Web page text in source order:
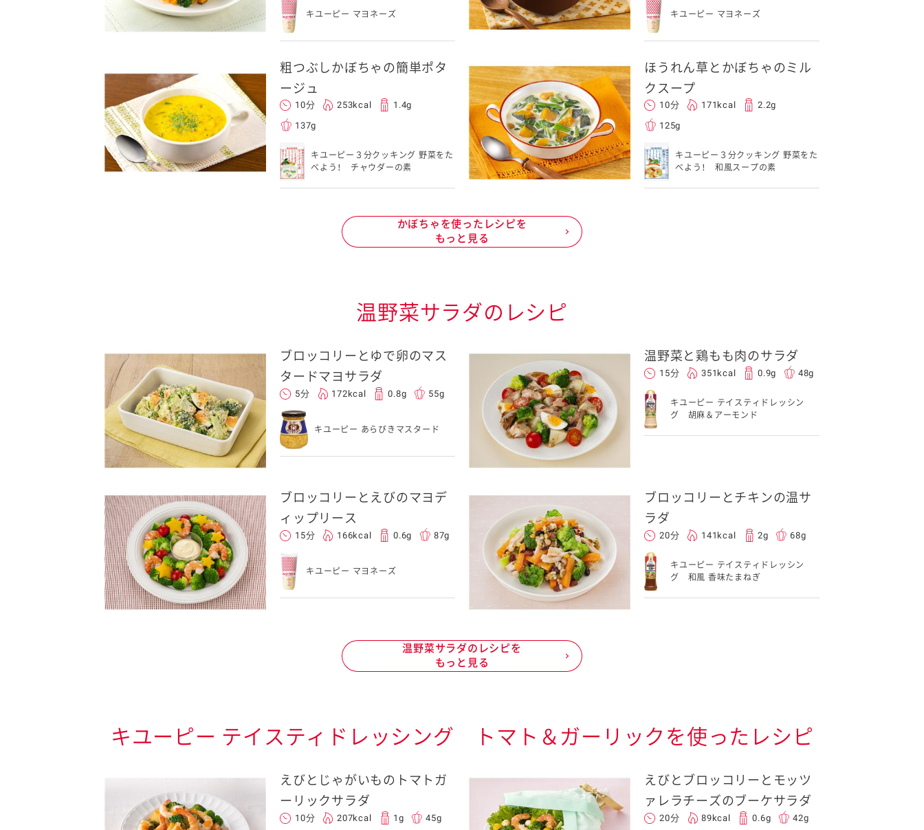
後、そのメールを転送し
キユーピー マヨネーズ キユーピー マヨネーズ
粗つぶしかぼちゃの簡単ポタ
ージュ
10分 253kcal
1.4g
137g
キユーピー３分クッキング 野菜をた
べよう！ チャウダーの素
ほうれん草とかぼちゃのミル
クスープ
10分 171kcal
2.2g
125g
キユーピー３分クッキング 野菜をた
べよう！ 和風スープの素
かぼちゃを使ったレシピを
もっと見る
温野菜サラダのレシピ
ブロッコリーとゆで卵のマス
タードマヨサラダ
5分 172kcal 0.8g 55g
キユーピー あらびきマスタード
温野菜と鶏もも肉のサラダ
15分 351kcal 0.9g 48g
キユーピー テイスティドレッシン
グ 胡麻＆アーモンド
ブロッコリーとえびのマヨデ
ィップリース
15分 166kcal 0.6g 87g
キユーピー マヨネーズ
ブロッコリーとチキンの温サ
ラダ
20分 141kcal 2g 68g
キユーピー テイスティドレッシン
グ 和風 香味たまねぎ
温野菜サラダのレシピを
もっと見る
キユーピー テイスティドレッシング トマト＆ガーリックを使ったレシピ
えびとじゃがいものトマトガ
ーリックサラダ
10分 207kcal 1g 45g
えびとブロッコリーとモッツ
ァレラチーズのブーケサラダ
20分 89kcal 0.6g 42g